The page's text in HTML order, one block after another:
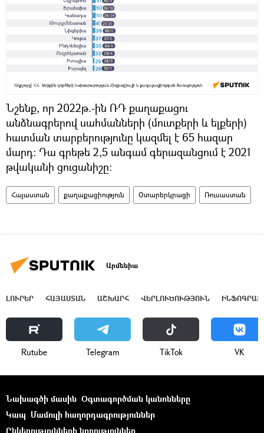
Նշենք, որ 2022թ.-ին ՌԴ քաղաքացու
անձնագրերով սահմանների (մուտքերի և ելքերի)
հատման տարբերությունը կազմել է 65 հազար
մարդ։ Դա գրեթե 2,5 անգամ գերազանցում է 2021
թվականի ցուցանիշը։
Հայաստան քաղաքացիություն Օտարերկրացի Ռուսաստան
Արմենիա
ԼՈՒՐԵՐ ՀԱՅԱՍՏԱՆ ԱՇԽԱՐՀ ՎԵՐԼՈՒԾՈՒԹՅՈՒՆ
Rutube Telegram ТikТоk VK
Նախագծի մասին Օգտագործման կանոնները
Կապ Մամուլի հաղորդագրություններ
Ընկերությունների նորություններ